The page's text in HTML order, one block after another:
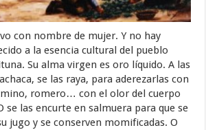
con nombre de mujer. Y no hay
a la esencia cultural del pueblo
Su alma virgen es oro líquido. A las
se las raya, para aderezarlas con
romero… con el olor del cuerpo
se las encurte en salmuera para que se
jugo y se conserven momificadas. O